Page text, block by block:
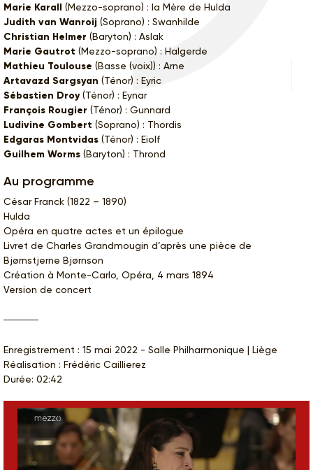
Marie Karall (Mezzo-soprano) : la Mère de Hulda
Judith van Wanroij (Soprano) : Swanhilde
Christian Helmer (Baryton) : Aslak
Marie Gautrot (Mezzo-soprano) : Halgerde
Mathieu Toulouse (Basse (voix)) : Arne
Artavazd Sargsyan (Ténor) : Eyric
Sébastien Droy(Ténor) : Eynar
François Rougier (Ténor) : Gunnard
Ludivine Gombert (Soprano) : Thordis
Edgaras Montvidas (Ténor) : Eiolf
Guilhem Worms (Baryton) : Thrond
Au programme
César Franck (1822 – 1890)
Hulda
Opéra en quatre actes et un épilogue
Livret de Charles Grandmougin d’après une pièce de
Bjørnstjerne Bjørnson
Création à Monte-Carlo, Opéra, 4 mars 1894
Version de concert
Enregistrement : 15 mai 2022 - Salle Philharmonique | Liège
Réalisation : Frédéric Caillierez
Durée: 02:42